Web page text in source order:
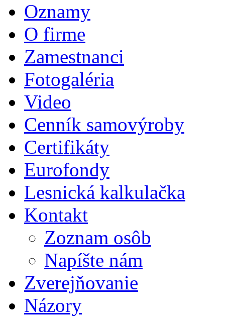
Oznamy
O firme
Zamestnanci
Fotogaléria
Video
Cenník samovýroby
Certifikáty
Eurofondy
Lesnická kalkulačka
Kontakt
Zoznam osôb
Napíšte nám
Zverejňovanie
Názory